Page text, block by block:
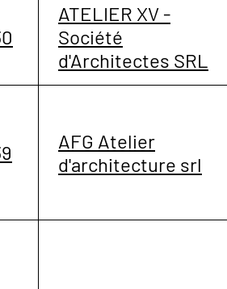
ATELIER XV -
Société
d'Architectes SRL
AFG Atelier
d'architecture srl